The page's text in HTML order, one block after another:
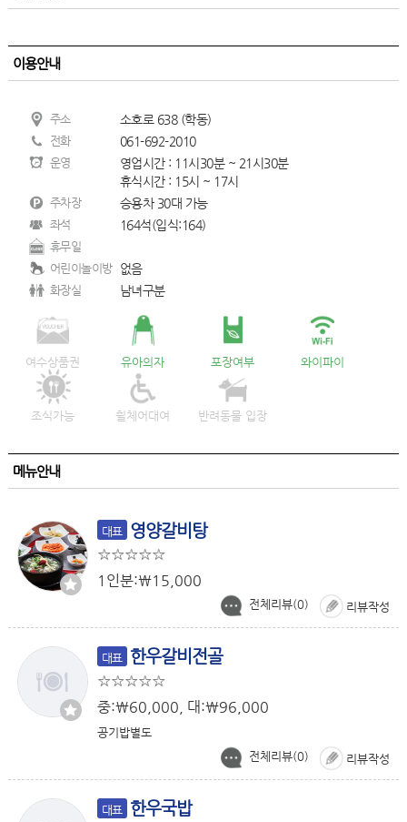
이용안내
주소 소호로 638 (학동)
전화 061-692-2010
운영
영업시간 : 11시30분 ~ 21시30분
휴식시간 : 15시 ~ 17시
주차장 승용차 30대 가능
좌석 164석(입식:164)
휴무일
어린이놀이방
없음
화장실 남녀구분
여수상품권 유아의자 포장여부 와이파이
조식가능 휠체어대여 반려동물 입장
메뉴안내
대표 영양갈비탕
1인분:￦15,000
리뷰작성
전체리뷰(0)
대표 한우갈비전골
중:￦60,000, 대:￦96,000
공기밥별도
리뷰작성
전체리뷰(0)
대표 한우국밥